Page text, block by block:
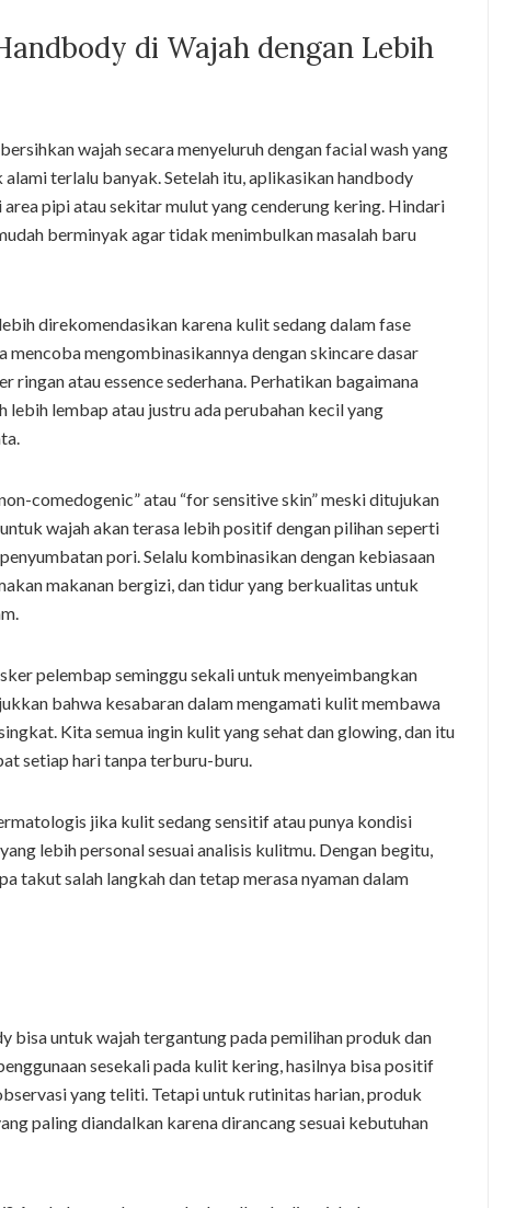
di Wajah dengan Lebih
wajah secara menyeluruh dengan facial wash yang
terlalu banyak. Setelah itu, aplikasikan handbody
pipi atau sekitar mulut yang cenderung kering. Hindari
berminyak agar tidak menimbulkan masalah baru
direkomendasikan karena kulit sedang dalam fase
mencoba mengombinasikannya dengan skincare dasar
ringan atau essence sederhana. Perhatikan bagaimana
lebih lembap atau justru ada perubahan kecil yang
comedogenic” atau “for sensitive skin” meski ditujukan
wajah akan terasa lebih positif dengan pilihan seperti
pori. Selalu kombinasikan dengan kebiasaan
makanan bergizi, dan tidur yang berkualitas untuk
pelembap seminggu sekali untuk menyeimbangkan
bahwa kesabaran dalam mengamati kulit membawa
Kita semua ingin kulit yang sehat dan glowing, dan itu
setiap hari tanpa terburu-buru.
jika kulit sedang sensitif atau punya kondisi
lebih personal sesuai analisis kulitmu. Dengan begitu,
takut salah langkah dan tetap merasa nyaman dalam
bisa untuk wajah tergantung pada pemilihan produk dan
sesekali pada kulit kering, hasilnya bisa positif
yang teliti. Tetapi untuk rutinitas harian, produk
paling diandalkan karena dirancang sesuai kebutuhan